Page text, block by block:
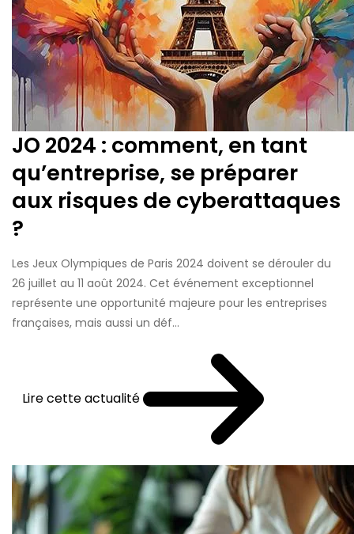
JO 2024 : comment, en tant
qu’entreprise, se préparer
aux risques de cyberattaques
?
Les Jeux Olympiques de Paris 2024 doivent se dérouler du
26 juillet au 11 août 2024. Cet événement exceptionnel
représente une opportunité majeure pour les entreprises
françaises, mais aussi un déf...
Lire cette actualité